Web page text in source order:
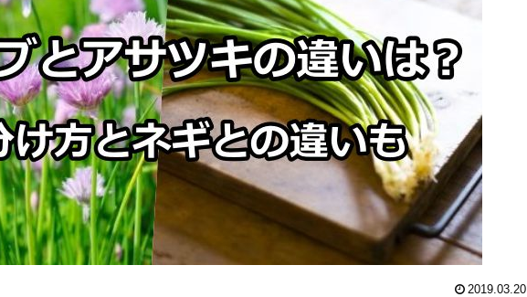
2019.03.20